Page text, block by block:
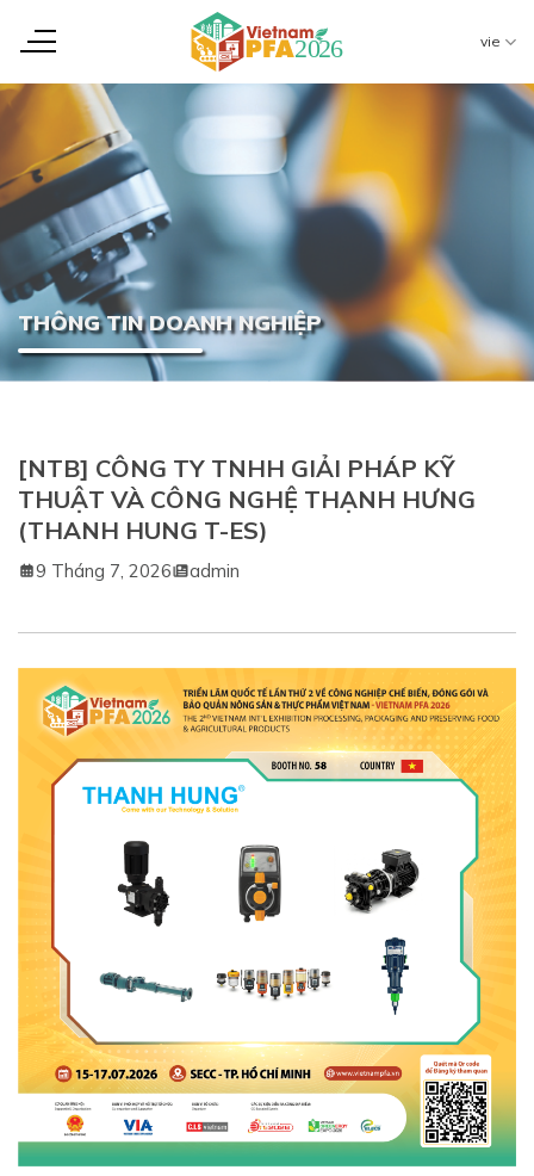
đến
dung
vie
THÔNG TIN DOANH NGHIỆP
[NTB] CÔNG TY TNHH GIẢI PHÁP KỸ
THUẬT VÀ CÔNG NGHỆ THẠNH HƯNG
(THANH HUNG T-ES)
9 Tháng 7, 2026 admin